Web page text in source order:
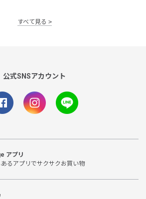
すべて見る
公式SNSアカウント
アプリ
るアプリでサクサクお買い物